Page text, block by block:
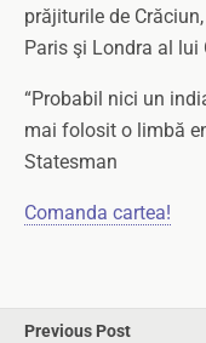
prăjiturile de
Paris şi Londra al lui
“Probabil nici un
mai folosit o limbă
Statesman
Comanda cartea!
Previous Post